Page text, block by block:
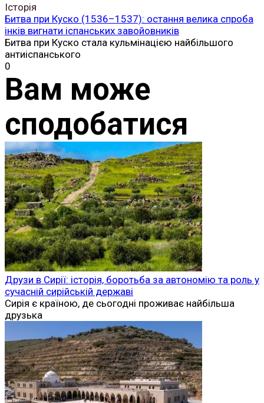
Історія
Битва при Куско (1536–1537): остання велика спроба
інків вигнати іспанських завойовників
Битва при Куско стала кульмінацією найбільшого
антиіспанського
0
Вам може
сподобатися
Друзи в Сирії: історія, боротьба за автономію та роль у
сучасній сирійській державі
Сирія є країною, де сьогодні проживає найбільша
друзька